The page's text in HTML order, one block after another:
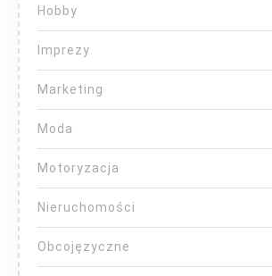
Hobby
Imprezy
Marketing
Moda
Motoryzacja
Nieruchomości
Obcojęzyczne